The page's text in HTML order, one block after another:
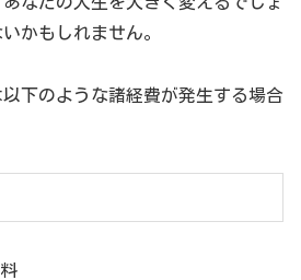
かもしれません。
下のような諸経費が発生する場合